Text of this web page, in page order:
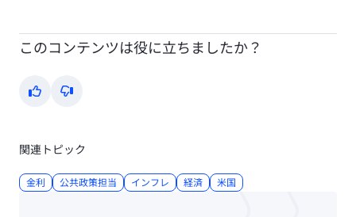
このコンテンツは役に立ちましたか？
Yes No
関連トピック
金利 公共政策担当 インフレ 経済 米国